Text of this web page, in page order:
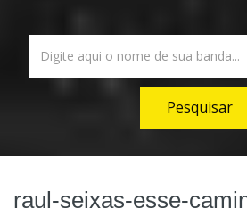
raul-seixas-esse-